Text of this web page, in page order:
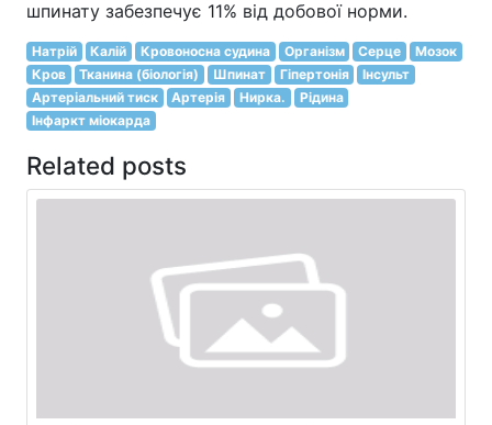
шпинату забезпечує 11% від добової норми.
Натрій Калій Кровоносна судина Організм Серце
Мозок
Кров
Тканина (біологія) Шпинат Гіпертонія
Інсульт
Артеріальний тиск
Артерія Нирка.
Рідина
Інфаркт міокарда
Related posts